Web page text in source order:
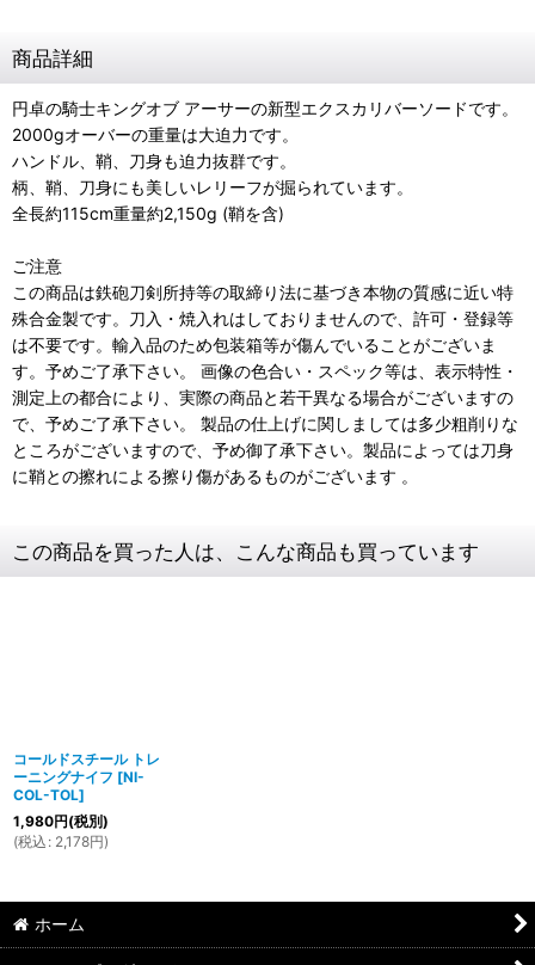
商品詳細
円卓の騎士キングオブ アーサーの新型エクスカリバーソードです。
2000gオーバーの重量は大迫力です。
ハンドル、鞘、刀身も迫力抜群です。
柄、鞘、刀身にも美しいレリーフが掘られています。
全長約115cm重量約2,150g (鞘を含)
ご注意
この商品は鉄砲刀剣所持等の取締り法に基づき本物の質感に近い特
殊合金製です。刀入・焼入れはしておりませんので、許可・登録等
は不要です。輸入品のため包装箱等が傷んでいることがございま
す。予めご了承下さい。 画像の色合い・スペック等は、表示特性・
測定上の都合により、実際の商品と若干異なる場合がございますの
で、予めご了承下さい。 製品の仕上げに関しましては多少粗削りな
ところがございますので、予め御了承下さい。製品によっては刀身
に鞘との擦れによる擦り傷があるものがございます 。
この商品を買った人は、こんな商品も買っています
コールドスチール トレ
ーニングナイフ [NI-
COL-TOL]
1,980円(税別)
(税込 : 2,178円)
ホーム